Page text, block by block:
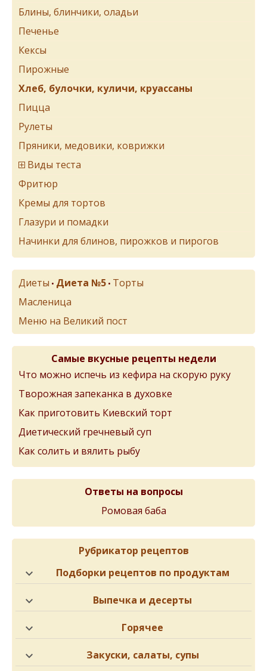
Блины, блинчики, оладьи
Печенье
Кексы
Пирожные
Хлеб, булочки, куличи, круассаны
Пицца
Рулеты
Пряники, медовики, коврижки
Виды теста
Фритюр
Кремы для тортов
Глазури и помадки
Начинки для блинов, пирожков и пирогов
Диеты • Диета №5 • Торты
Масленица
Меню на Великий пост
Самые вкусные рецепты недели
Что можно испечь из кефира на скорую руку
Творожная запеканка в духовке
Как приготовить Киевский торт
Диетический гречневый суп
Как солить и вялить рыбу
Ответы на вопросы
Ромовая баба
Рубрикатор рецептов
Подборки рецептов по продуктам
Выпечка и десерты
Горячее
Закуски, салаты, супы